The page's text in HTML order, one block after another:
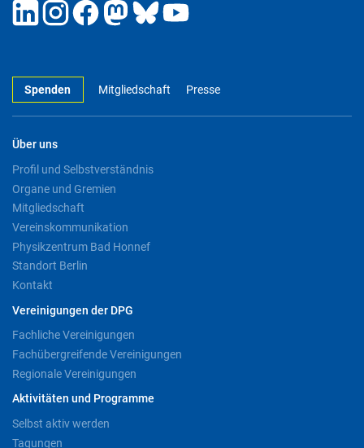
Spenden Mitgliedschaft Presse
Über uns
Profil und Selbstverständnis
Organe und Gremien
Mitgliedschaft
Vereinskommunikation
Physikzentrum Bad Honnef
Standort Berlin
Kontakt
Vereinigungen der DPG
Fachliche Vereinigungen
Fachübergreifende Vereinigungen
Regionale Vereinigungen
Aktivitäten und Programme
Selbst aktiv werden
Tagungen